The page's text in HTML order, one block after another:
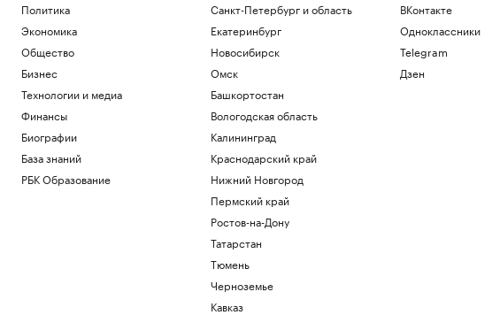
Политика
Экономика
Общество
Бизнес
Технологии и медиа
Финансы
Биографии
База знаний
РБК Образование
Санкт-Петербург и область
Екатеринбург
Новосибирск
Омск
Башкортостан
Вологодская область
Калининград
Краснодарский край
Нижний Новгород
Пермский край
Ростов-на-Дону
Татарстан
Тюмень
Черноземье
Кавказ
ВКонтакте
Одноклассники
Telegram
Дзен